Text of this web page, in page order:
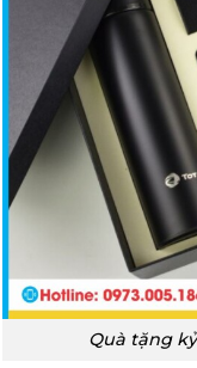
Quà tặng